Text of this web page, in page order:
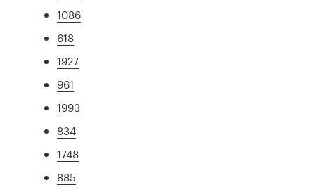
1086
618
1927
961
1993
834
1748
885